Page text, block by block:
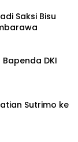
Saksi Bisu
DKI
Sutrimo ke